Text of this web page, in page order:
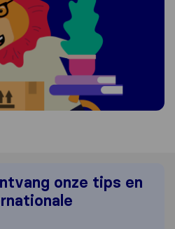
onze tips en